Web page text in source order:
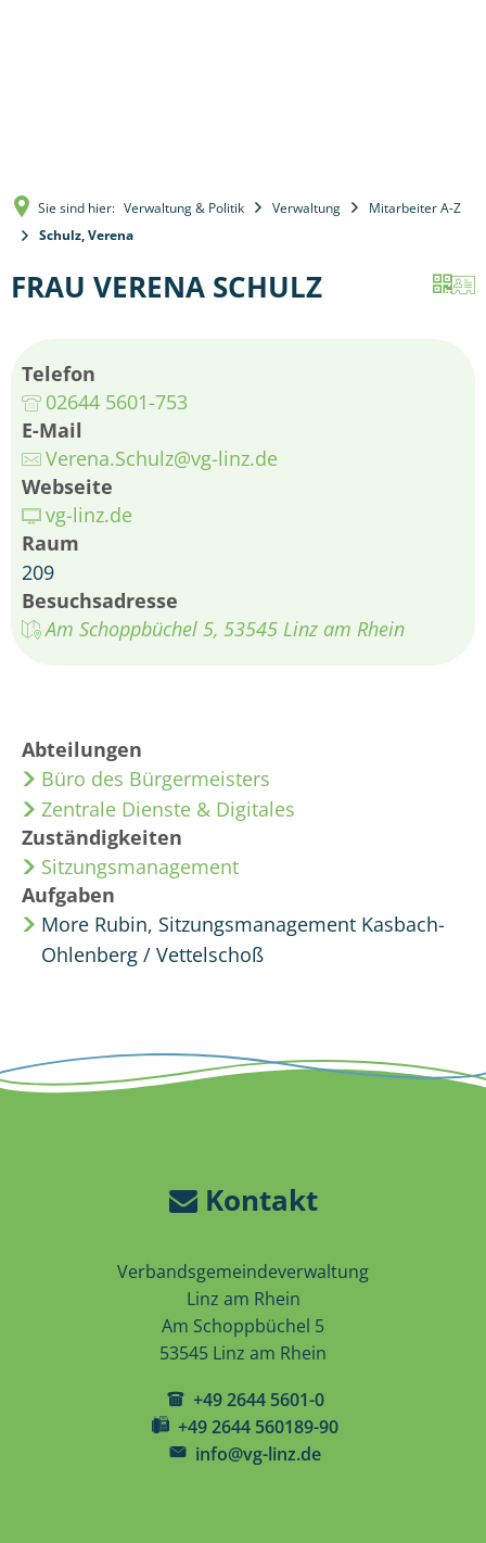
Sie sind hier: Verwaltung & Politik Verwaltung
Mitarbeiter A-Z
Schulz, Verena
FRAU VERENA SCHULZ
Telefon
02644 5601-753
E-Mail
Verena.Schulz@vg-linz.de
Webseite
vg-linz.de
Raum
209
Besuchsadresse
Am Schoppbüchel 5, 53545 Linz am Rhein
Abteilungen
Büro des Bürgermeisters
Zentrale Dienste & Digitales
Zuständigkeiten
Sitzungsmanagement
Aufgaben
More Rubin, Sitzungsmanagement Kasbach-
Ohlenberg / Vettelschoß
Kontakt
Verbandsgemeindeverwaltung
Linz am Rhein
Am Schoppbüchel 5
53545 Linz am Rhein
+49 2644 5601-0
+49 2644 560189-90
info@vg-linz.de